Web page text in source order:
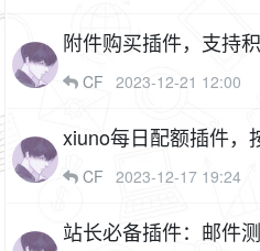
附件购买插件，支持
h_buy）
CF 2023-12-21 12:00
xiuno每日配额插件，
每天发帖数、回帖数
CF 2023-12-17 19:24
站长必备插件：邮件